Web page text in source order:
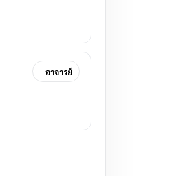
อาจารย์